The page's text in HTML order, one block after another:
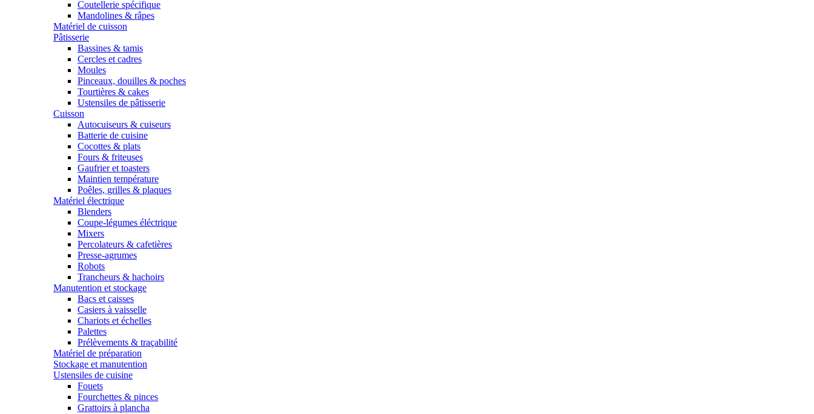
Coutellerie spécifique
Mandolines & râpes
Matériel de cuisson
Pâtisserie
Bassines & tamis
Cercles et cadres
Moules
Pinceaux, douilles & poches
Tourtières & cakes
Ustensiles de pâtisserie
Cuisson
Autocuiseurs & cuiseurs
Batterie de cuisine
Cocottes & plats
Fours & friteuses
Gaufrier et toasters
Maintien température
Poêles, grilles & plaques
Matériel électrique
Blenders
Coupe-légumes éléctrique
Mixers
Percolateurs & cafetières
Presse-agrumes
Robots
Trancheurs & hachoirs
Manutention et stockage
Bacs et caisses
Casiers à vaisselle
Chariots et échelles
Palettes
Prélèvements & traçabilité
Matériel de préparation
Stockage et manutention
Ustensiles de cuisine
Fouets
Fourchettes & pinces
Grattoirs à plancha